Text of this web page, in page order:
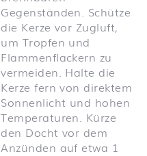
Gegenständen. Schütze
die Kerze vor Zugluft,
um Tropfen und
Flammenflackern zu
vermeiden. Halte die
Kerze fern von direktem
Sonnenlicht und hohen
Temperaturen. Kürze
den Docht vor dem
Anzünden auf etwa 1